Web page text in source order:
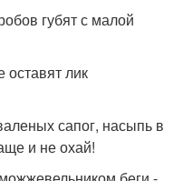
губят с малой
лик
сапог, насыпь в
и не охай!